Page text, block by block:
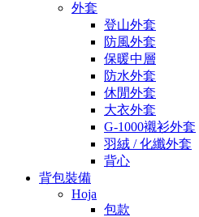
外套
登山外套
防風外套
保暖中層
防水外套
休閒外套
大衣外套
G-1000襯衫外套
羽絨 / 化纖外套
背心
背包裝備
Hoja
包款